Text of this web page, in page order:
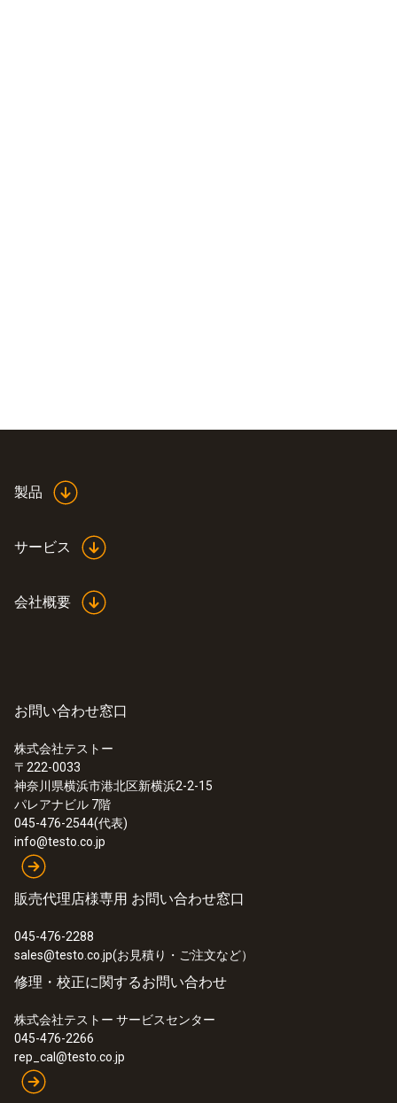
製品
サービス
会社概要
お問い合わせ窓口
株式会社テストー
〒222-0033
神奈川県横浜市港北区新横浜2-2-15
パレアナビル 7階
045-476-2544(代表)
info@testo.co.jp
販売代理店様専用 お問い合わせ窓口
045-476-2288
sales@testo.co.jp(お見積り・ご注文など）
修理・校正に関するお問い合わせ
株式会社テストー サービスセンター
045-476-2266
rep_cal@testo.co.jp